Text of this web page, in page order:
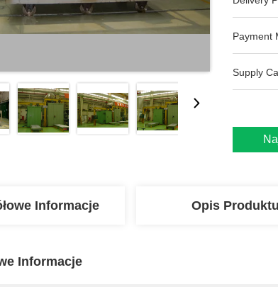
Payment
Supply
Informacje Opis Produktu
Informacje